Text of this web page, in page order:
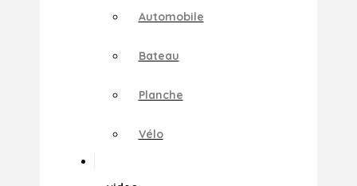
Automobile
Bateau
Planche
Vélo